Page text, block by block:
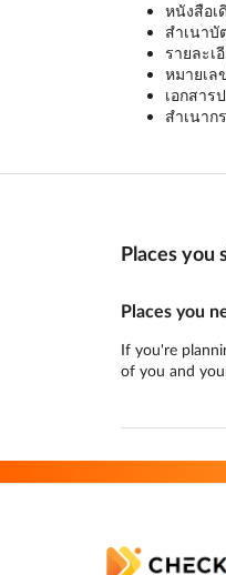
หนังสือเ
สำเนา
รายละเ
หมายเล
เอกสาร
สำเนาก
Places you
Places you
If you're
of you and